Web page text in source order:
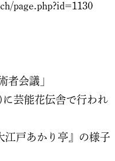
page.php?id=1130
者会議」
芸能花伝舎で行われ
江戸あかり亭』の様子